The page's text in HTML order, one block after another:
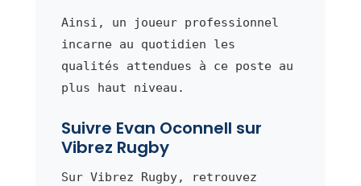
Ainsi, un joueur professionnel
incarne au quotidien les
qualités attendues à ce poste au
plus haut niveau.
Suivre Evan Oconnell sur
Vibrez Rugby
Sur Vibrez Rugby, retrouvez